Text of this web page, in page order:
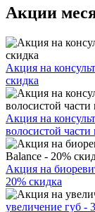
Акции
Акция на
скидка
Акция на
волосистой части
Акция на
20% скидка
увеличение губ -